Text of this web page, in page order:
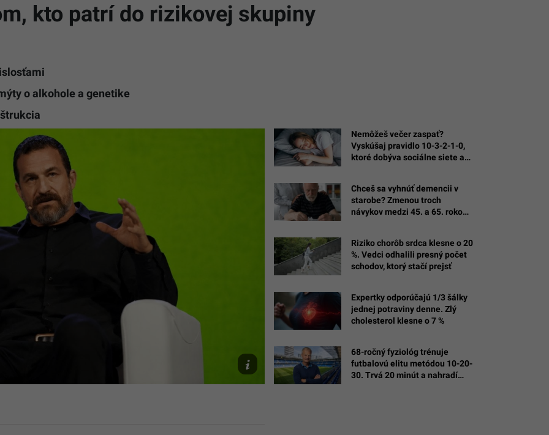
kto patrí do rizikovej skupiny
o alkohole a genetike
Startitup/AI
edit
Nemôžeš večer zaspať?
Vyskúšaj pravidlo 10-3-2-1-0,
ktoré dobýva sociálne siete a
Chceš sa vyhnúť demencii v
starobe? Zmenou troch
návykov medzi 45. a 65. rokom
Riziko chorôb srdca klesne o 20
%. Vedci odhalili presný počet
schodov, ktorý stačí prejsť
Expertky odporúčajú 1/3 šálky
jednej potraviny denne. Zlý
cholesterol klesne o 7 %
68-ročný fyziológ trénuje
futbalovú elitu metódou 10-20-
30. Trvá 20 minút a nahradí